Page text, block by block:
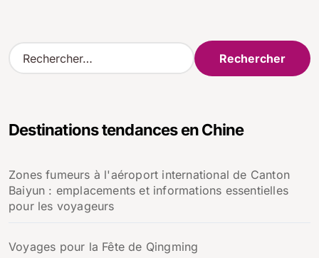
R
e
r
e
r
Destinations tendances en Chine
Zones fumeurs à l'aéroport international de Canton
Baiyun : emplacements et informations essentielles
pour les voyageurs
Voyages pour la Fête de Qingming